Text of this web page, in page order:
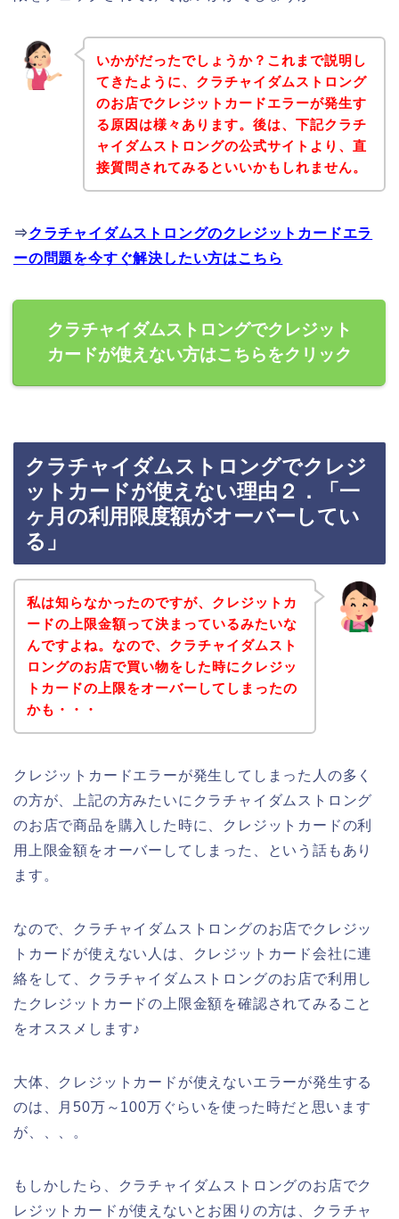
いかがだったでしょうか？これまで説明し
てきたように、クラチャイダムストロング
のお店でクレジットカードエラーが発生す
る原因は様々あります。後は、下記クラチ
ャイダムストロングの公式サイトより、直
接質問されてみるといいかもしれません。
⇒クラチャイダムストロングのクレジットカードエラ
ーの問題を今すぐ解決したい方はこちら
クラチャイダムストロングでクレジット
カードが使えない方はこちらをクリック
クラチャイダムストロングでクレジ
ットカードが使えない理由２．「一
ヶ月の利用限度額がオーバーしてい
る」
私は知らなかったのですが、クレジットカ
ードの上限金額って決まっているみたいな
んですよね。なので、クラチャイダムスト
ロングのお店で買い物をした時にクレジッ
トカードの上限をオーバーしてしまったの
かも・・・
クレジットカードエラーが発生してしまった人の多く
の方が、上記の方みたいにクラチャイダムストロング
のお店で商品を購入した時に、クレジットカードの利
用上限金額をオーバーしてしまった、という話もあり
ます。
なので、クラチャイダムストロングのお店でクレジッ
トカードが使えない人は、クレジットカード会社に連
絡をして、クラチャイダムストロングのお店で利用し
たクレジットカードの上限金額を確認されてみること
をオススメします♪
大体、クレジットカードが使えないエラーが発生する
のは、月50万～100万ぐらいを使った時だと思います
が、、、。
もしかしたら、クラチャイダムストロングのお店でク
レジットカードが使えないとお困りの方は、クラチャ